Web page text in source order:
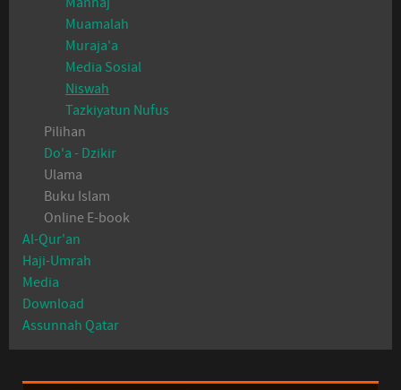
Muamalah
Muraja'a
Media Sosial
Niswah
Tazkiyatun Nufus
Pilihan
Do'a - Dzikir
Ulama
Buku Islam
Online E-book
Al-Qur'an
Haji-Umrah
Media
Download
Assunnah Qatar